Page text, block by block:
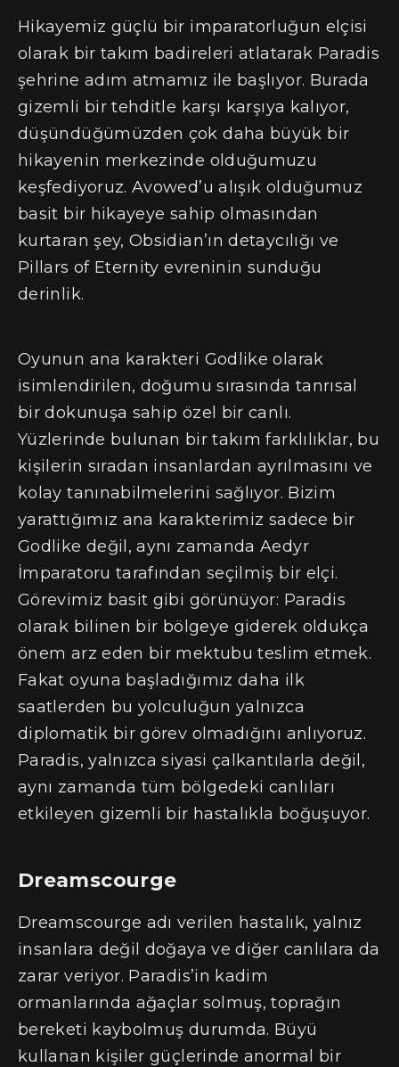
Hikayemiz güçlü bir imparatorluğun elçisi
olarak bir takım badireleri atlatarak Paradis
şehrine adım atmamız ile başlıyor. Burada
gizemli bir tehditle karşı karşıya kalıyor,
düşündüğümüzden çok daha büyük bir
hikayenin merkezinde olduğumuzu
keşfediyoruz. Avowed’u alışık olduğumuz
basit bir hikayeye sahip olmasından
kurtaran şey, Obsidian’ın detaycılığı ve
Pillars of Eternity evreninin sunduğu
derinlik.
Oyunun ana karakteri Godlike olarak
isimlendirilen, doğumu sırasında tanrısal
bir dokunuşa sahip özel bir canlı.
Yüzlerinde bulunan bir takım farklılıklar, bu
kişilerin sıradan insanlardan ayrılmasını ve
kolay tanınabilmelerini sağlıyor. Bizim
yarattığımız ana karakterimiz sadece bir
Godlike değil, aynı zamanda Aedyr
İmparatoru tarafından seçilmiş bir elçi.
Görevimiz basit gibi görünüyor: Paradis
olarak bilinen bir bölgeye giderek oldukça
önem arz eden bir mektubu teslim etmek.
Fakat oyuna başladığımız daha ilk
saatlerden bu yolculuğun yalnızca
diplomatik bir görev olmadığını anlıyoruz.
Paradis, yalnızca siyasi çalkantılarla değil,
aynı zamanda tüm bölgedeki canlıları
etkileyen gizemli bir hastalıkla boğuşuyor.
Dreamscourge
Dreamscourge adı verilen hastalık, yalnız
insanlara değil doğaya ve diğer canlılara da
zarar veriyor. Paradis’in kadim
ormanlarında ağaçlar solmuş, toprağın
bereketi kaybolmuş durumda. Büyü
kullanan kişiler güçlerinde anormal bir